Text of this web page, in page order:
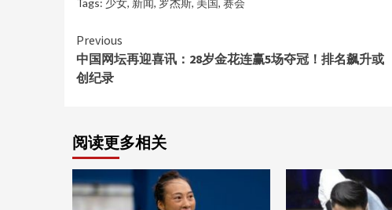
Tags: 少女, 新闻, 罗杰斯, 美国, 赛会
Continue
Reading
Previous
中国网坛再迎喜讯：28岁金花连赢5场夺冠！排名飙升或
创纪录
阅读更多相关